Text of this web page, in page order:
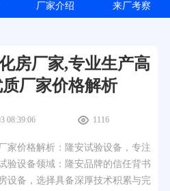
厂家介绍 来厂考察
房厂家,专业生产高
厂家价格解析
08:39:06 1116
家价格解析：隆安试验设备，专注
验设备领域：隆安品牌的信任背书
设备，选择具备深厚技术积累与完